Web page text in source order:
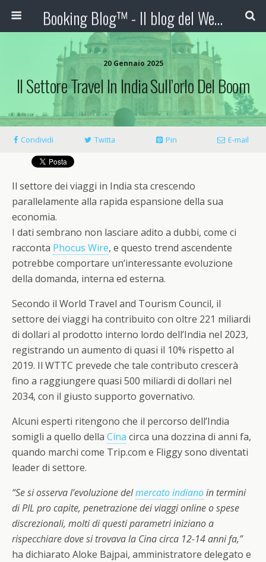
Booking Blog™ - Il blog del Web Marketing Turistico
20 Gennaio 2025
Il Settore Travel In India Sull’orlo Del Boom
Condividi Twitta Pin E-mail
Il settore dei viaggi in India sta crescendo
parallelamente alla rapida espansione della sua
economia.
I dati sembrano non lasciare adito a dubbi, come ci
racconta Phocus Wire, e questo trend ascendente
potrebbe comportare un’interessante evoluzione
della domanda, interna ed esterna.
Secondo il World Travel and Tourism Council, il
settore dei viaggi ha contribuito con oltre 221 miliardi
di dollari al prodotto interno lordo dell’India nel 2023,
registrando un aumento di quasi il 10% rispetto al
2019. Il WTTC prevede che tale contributo crescerà
fino a raggiungere quasi 500 miliardi di dollari nel
2034, con il giusto supporto governativo.
Alcuni esperti ritengono che il percorso dell’India
somigli a quello della Cina circa una dozzina di anni fa,
quando marchi come Trip.com e Fliggy sono diventati
leader di settore.
“Se si osserva l’evoluzione delmercato indianoin termini
di PIL pro capite, penetrazione dei viaggi online o spese
discrezionali, molti di questi parametri iniziano a
rispecchiare dove si trovava la Cina circa 12-14 anni fa,”
ha dichiarato Aloke Bajpai, amministratore delegato e